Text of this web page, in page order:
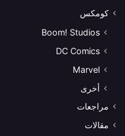
كومكس
Boom! Studios
DC Comics
Marvel
أخرى
مراجعات
مقالات